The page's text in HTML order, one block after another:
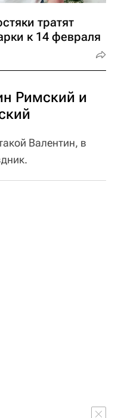
тратят
к 14 февраля
Римский и
Валентин, в